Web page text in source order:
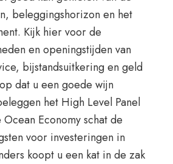
beleggingshorizon en het
Kijk hier voor de
en openingstijden van
bijstandsuitkering en geld
dat u een goede wijn
het High Level Panel
Economy schat de
voor investeringen in
koopt u een kat in de zak